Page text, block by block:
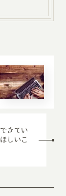
きてい
しいこ